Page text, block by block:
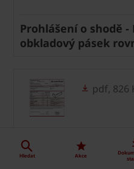
Prohlášení o shodě
obkladový pásek
pdf, 826
Prohlášení o shodě -
Hledat Akce